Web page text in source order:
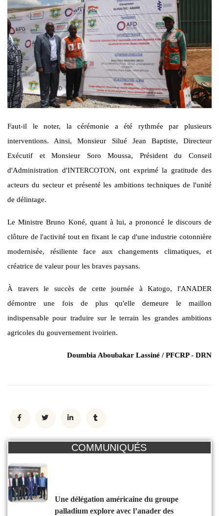
Faut-il le noter, la cérémonie a été rythmée par plusieurs
interventions. Ainsi, Monsieur Silué Jean Baptiste, Directeur
Exécutif et Monsieur Soro Moussa, Président du Conseil
d'Administration d'INTERCOTON, ont exprimé la gratitude des
acteurs du secteur et présenté les ambitions techniques de l'unité
de délintage.
Le Ministre Bruno Koné, quant à lui, a prononcé le discours de
clôture de l'activité tout en fixant le cap d'une industrie cotonnière
modernisée, résiliente face aux changements climatiques, et
créatrice de valeur pour les braves paysans.
À travers le succès de cette journée à Katogo, l'ANADER
démontre une fois de plus qu'elle demeure le maillon
indispensable pour traduire sur le terrain les grandes ambitions
agricoles du gouvernement ivoirien.
Doumbia Aboubakar Lassiné / PFCRP - DRN
COMMUNIQUÉS
une délégation américaine du groupe
palladium explore avec l’anader des